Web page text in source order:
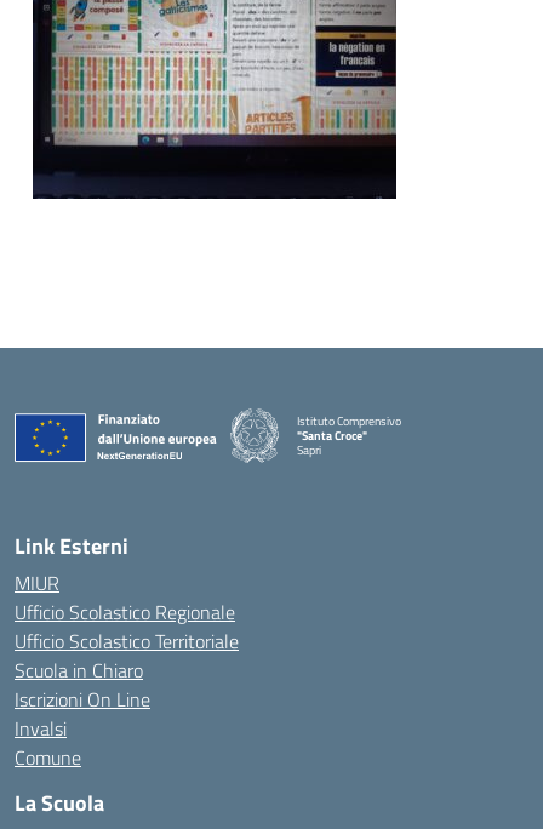
Istituto Comprensivo
"Santa Croce"
Sapri
— Visita la pagina iniziale della scuola
Link Esterni
MIUR
Ufficio Scolastico Regionale
Ufficio Scolastico Territoriale
Scuola in Chiaro
Iscrizioni On Line
Invalsi
Comune
La Scuola